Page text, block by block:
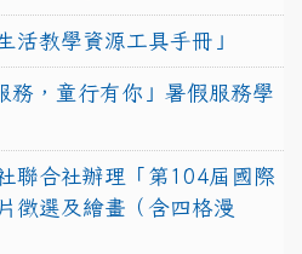
活教學資源工具手冊」
務，童行有你」暑假服務學
聯合社辦理「第104屆國際
徵選及繪畫（含四格漫